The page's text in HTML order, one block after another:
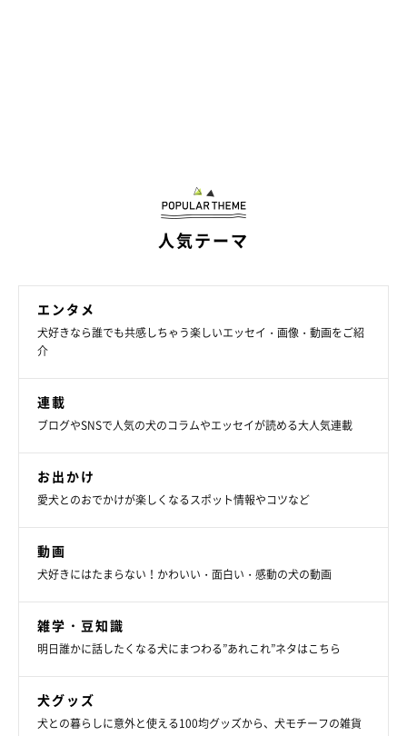
人気テーマ
エンタメ
犬好きなら誰でも共感しちゃう楽しいエッセイ・画像・動画をご紹
介
連載
ブログやSNSで人気の犬のコラムやエッセイが読める大人気連載
お出かけ
愛犬とのおでかけが楽しくなるスポット情報やコツなど
動画
犬好きにはたまらない！かわいい・面白い・感動の犬の動画
雑学・豆知識
明日誰かに話したくなる犬にまつわる”あれこれ”ネタはこちら
犬グッズ
犬との暮らしに意外と使える100均グッズから、犬モチーフの雑貨